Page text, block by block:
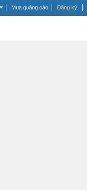
Mua quảng cáo Đăng ký